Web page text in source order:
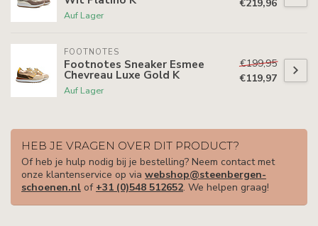
Auf Lager
€219,96
FOOTNOTES
Footnotes Sneaker Esmee
Chevreau Luxe Gold K
Auf Lager
€199,95
€119,97
HEB JE VRAGEN OVER DIT PRODUCT?
Of heb je hulp nodig bij je bestelling? Neem contact met
onze klantenservice op via webshop@steenbergen-
schoenen.nl of +31 (0)548 512652. We helpen graag!